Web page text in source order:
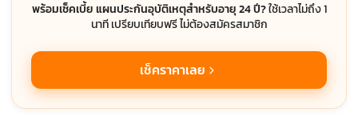
พร้อมเช็คเบี้ย แผนประกันอุบัติเหตุสำหรับอายุ 24 ปี?ใช้เวลาไม่ถึง 1
นาที เปรียบเทียบฟรี ไม่ต้องสมัครสมาชิก
เช็คราคาเลย